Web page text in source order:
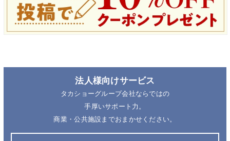
法人様向けサービス
タカショーグループ会社ならではの
手厚いサポート力。
商業・公共施設までおまかせください。